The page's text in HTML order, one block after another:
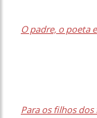
O padre, o poeta
Para os filhos